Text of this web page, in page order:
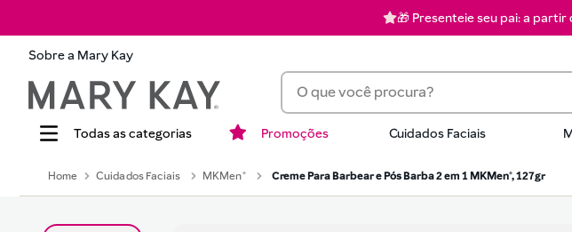
🎁 Presenteie seu pai: a partir
Sobre a Mary Kay
O que você procura?
Promoções Cuidados Faciais
Cuidados Faciais MKMen® Creme Para Barbear e Pós Barba 2 em 1 MKMen®, 127gr
Termos mais buscados
1 batom